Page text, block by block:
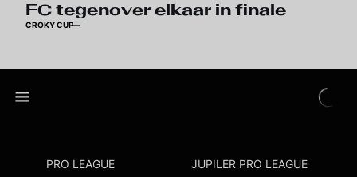
FC tegenover elkaar in finale
CROKY CUP
PRO LEAGUE JUPILER PRO LEAGUE